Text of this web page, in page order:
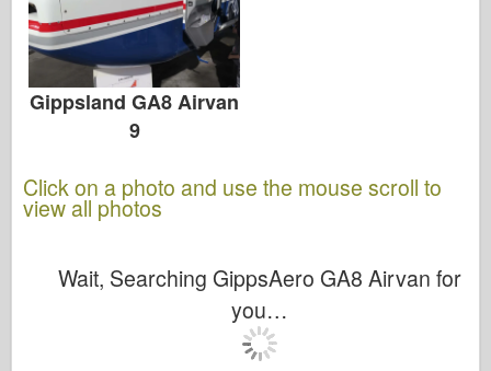
Gippsland GA8 Airvan
9
Click on a photo and use the mouse scroll to
view all photos
Wait, Searching GippsAero GA8 Airvan for
you…